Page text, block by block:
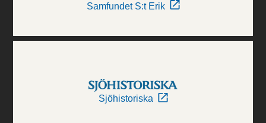
Samfundet S:t Erik
Sjöhistoriska